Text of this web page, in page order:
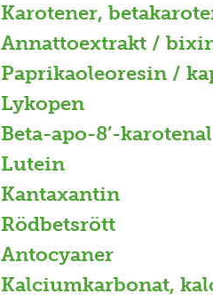
Karotener,
Annattoextrakt /
Paprikaoleoresin /
Lykopen
Beta-apo-8’-karotenal
Lutein
Kantaxantin
Rödbetsrött
Antocyaner
Kalciumkarbonat,